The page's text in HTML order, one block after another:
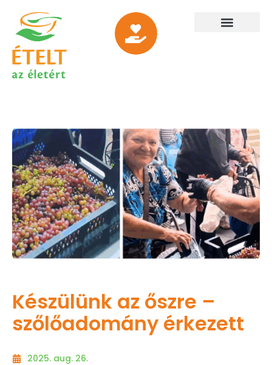
Készülünk az őszre –
szőlőadomány érkezett
2025. aug. 26.